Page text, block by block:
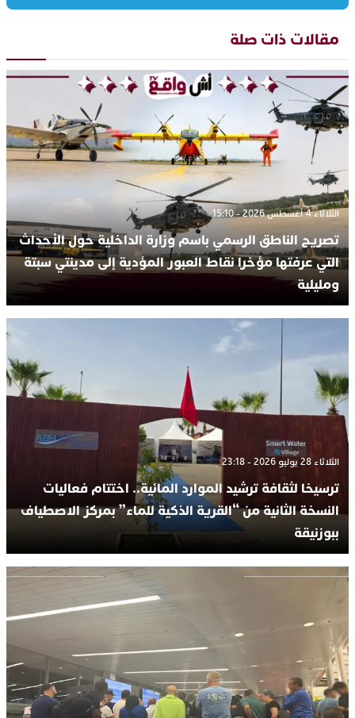
مقالات ذات صلة
الثلاثاء 4 أغسطس 2026 - 15:10
تصريح الناطق الرسمي باسم وزارة الداخلية حول الأحداث
التي عرفتها مؤخرا نقاط العبور المؤدية إلى مدينتي سبتة
ومليلية
الثلاثاء 28 يوليو 2026 - 23:18
ترسيخا لثقافة ترشيد الموارد المائية.. اختتام فعاليات
النسخة الثانية من “القرية الذكية للماء” بمركز الاصطياف
ببوزنيقة